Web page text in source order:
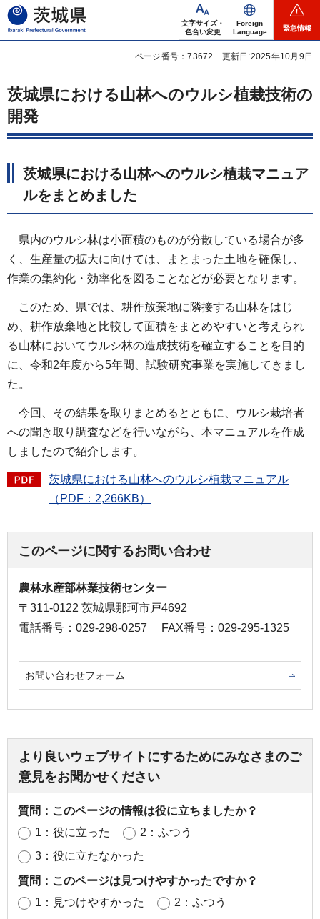
茨城県
文字サイズ・
色合い変更
Foreign
Language
緊急情報
ページ番号：73672 更新日:2025年10月9日
茨城県における山林へのウルシ植栽技術の
開発
茨城県における山林へのウルシ植栽マニュア
ルをまとめました
県内のウルシ林は小面積のものが分散している場合が多
く、生産量の拡大に向けては、まとまった土地を確保し、
作業の集約化・効率化を図ることなどが必要となります。
このため、県では、耕作放棄地に隣接する山林をはじ
め、耕作放棄地と比較して面積をまとめやすいと考えられ
る山林においてウルシ林の造成技術を確立することを目的
に、令和2年度から5年間、試験研究事業を実施してきまし
た。
今回、その結果を取りまとめるとともに、ウルシ栽培者
への聞き取り調査などを行いながら、本マニュアルを作成
しましたので紹介します。
茨城県における山林へのウルシ植栽マニュアル
（PDF：2,266KB）
このページに関するお問い合わせ
農林水産部林業技術センター
〒311-0122 茨城県那珂市戸4692
電話番号：029-298-0257
FAX番号：029-295-1325
お問い合わせフォーム
より良いウェブサイトにするためにみなさまのご
意見をお聞かせください
質問：このページの情報は役に立ちましたか？
1：役に立った
2：ふつう
3：役に立たなかった
質問：このページは見つけやすかったですか？
1：見つけやすかった
2：ふつう